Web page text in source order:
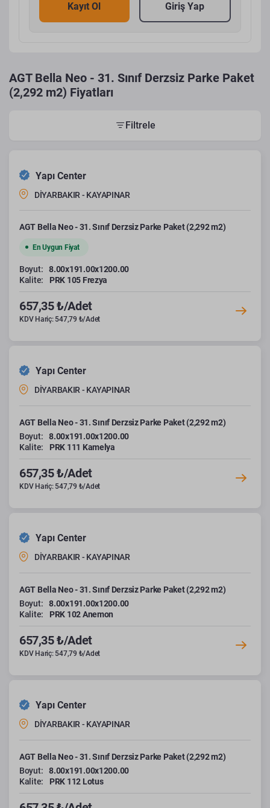
Kayıt Ol Giriş Yap
AGT Bella Neo - 31. Sınıf Derzsiz Parke Paket
(2,292 m2) Fiyatları
Filtrele
Yapı Center
DİYARBAKIR - KAYAPINAR
AGT Bella Neo - 31. Sınıf Derzsiz Parke Paket (2,292 m2)
En Uygun Fiyat
Boyut:
8.00x191.00x1200.00
Kalite:
PRK 105 Frezya
657,35 ₺/Adet
KDV Hariç: 547,79 ₺/Adet
Yapı Center
DİYARBAKIR - KAYAPINAR
AGT Bella Neo - 31. Sınıf Derzsiz Parke Paket (2,292 m2)
Boyut:
8.00x191.00x1200.00
Kalite:
PRK 111 Kamelya
657,35 ₺/Adet
KDV Hariç: 547,79 ₺/Adet
Yapı Center
DİYARBAKIR - KAYAPINAR
AGT Bella Neo - 31. Sınıf Derzsiz Parke Paket (2,292 m2)
Boyut:
8.00x191.00x1200.00
Kalite:
PRK 102 Anemon
657,35 ₺/Adet
KDV Hariç: 547,79 ₺/Adet
Yapı Center
DİYARBAKIR - KAYAPINAR
AGT Bella Neo - 31. Sınıf Derzsiz Parke Paket (2,292 m2)
Boyut:
8.00x191.00x1200.00
Kalite:
PRK 112 Lotus